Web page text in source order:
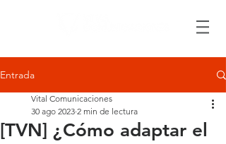
Entrada
[TVN] ¿Cómo adaptar el
Vital Comunicaciones
30 ago 2023 2 min de lectura